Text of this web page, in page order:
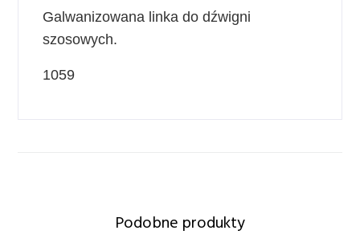
Galwanizowana linka do dźwigni
szosowych.
1059
Podobne produkty